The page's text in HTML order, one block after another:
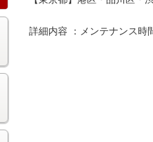
詳細内容 ：メンテナンス時